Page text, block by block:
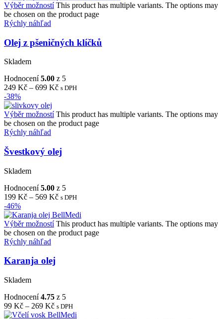
Výběr možností This product has multiple variants. The options may
be chosen on the product page
Rýchly náhľad
Olej z pšeničných klíčků
Skladem
Hodnocení5.00 z 5
249 Kč – 699 Kč s DPH
-38%
Výběr možností This product has multiple variants. The options may
be chosen on the product page
Rýchly náhľad
Švestkový olej
Skladem
Hodnocení5.00 z 5
199 Kč – 569 Kč s DPH
-46%
Výběr možností This product has multiple variants. The options may
be chosen on the product page
Rýchly náhľad
Karanja olej
Skladem
Hodnocení4.75 z 5
99 Kč – 269 Kč s DPH